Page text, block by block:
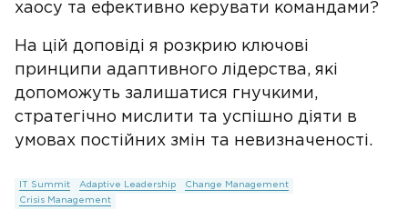
хаосу та ефективно керувати командами?
На цій доповіді я розкрию ключові
принципи адаптивного лідерства, які
допоможуть залишатися гнучкими,
стратегічно мислити та успішно діяти в
умовах постійних змін та невизначеності.
IT Summit Adaptive Leadership
Change Management
Crisis Management